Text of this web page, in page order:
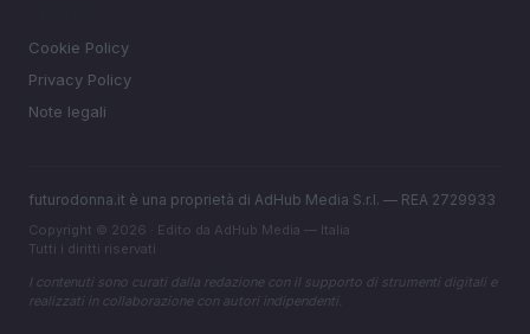
Cookie Policy
Privacy Policy
Note legali
futurodonna.it è una proprietà di AdHub Media S.r.l. — REA 2729933
Copyright © 2026 · Edito da AdHub Media — Italia
Tutti i diritti riservati
I contenuti sono curati dalla redazione con il supporto di strumenti digitali e
realizzati in collaborazione con autori indipendenti.